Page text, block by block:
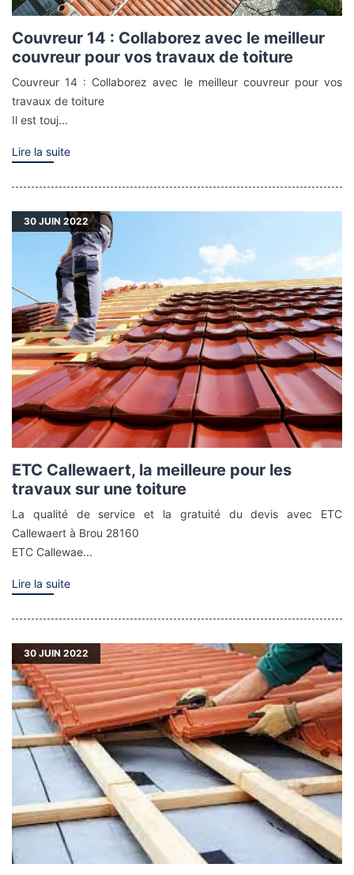
Couvreur 14 : Collaborez avec le meilleur
couvreur pour vos travaux de toiture
Couvreur 14 : Collaborez avec le meilleur couvreur pour vos
travaux de toiture
Il est touj...
Lire la suite
30 JUIN 2022
ETC Callewaert, la meilleure pour les
travaux sur une toiture
La qualité de service et la gratuité du devis avec ETC
Callewaert à Brou 28160
ETC Callewae...
Lire la suite
30 JUIN 2022